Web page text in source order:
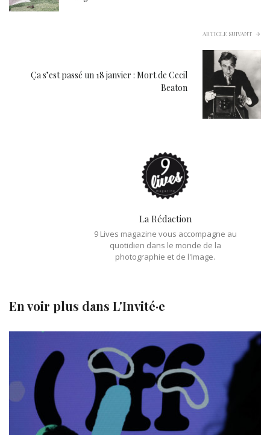
ARTICLE SUIVANT
Ça s’est passé un 18 janvier : Mort de Cecil
Beaton
La Rédaction
9 Lives magazine vous accompagne au
quotidien dans le monde de la
photographie et de l'Image.
En voir plus dans L'Invité·e